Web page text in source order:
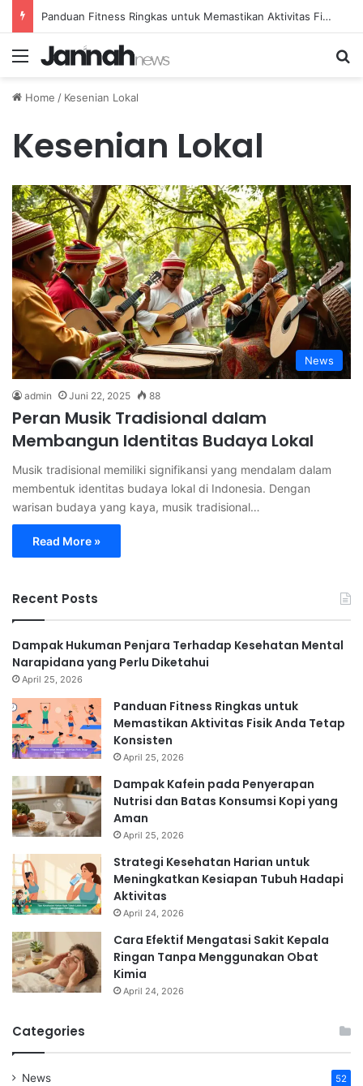
Panduan Fitness Ringkas untuk Memastikan Aktivitas Fisik Anda Tetap Konsisten
Menu
Home / Kesenian Lokal
Kesenian Lokal
News
admin Juni 22, 2025 88
Peran Musik Tradisional dalam
Membangun Identitas Budaya Lokal
Musik tradisional memiliki signifikansi yang mendalam dalam
membentuk identitas budaya lokal di Indonesia. Dengan
warisan budaya yang kaya, musik tradisional…
Read More »
Recent Posts
Dampak Hukuman Penjara Terhadap Kesehatan Mental
Narapidana yang Perlu Diketahui
April 25, 2026
Panduan Fitness Ringkas untuk
Memastikan Aktivitas Fisik Anda Tetap
Konsisten
April 25, 2026
Dampak Kafein pada Penyerapan
Nutrisi dan Batas Konsumsi Kopi yang
Aman
April 25, 2026
Strategi Kesehatan Harian untuk
Meningkatkan Kesiapan Tubuh Hadapi
Aktivitas
April 24, 2026
Cara Efektif Mengatasi Sakit Kepala
Ringan Tanpa Menggunakan Obat
Kimia
April 24, 2026
Categories
News 52